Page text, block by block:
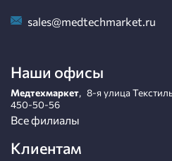
sales@medtechmarket.ru
Наши офисы
Медтехмаркет, 8-я улица
450-50-56
Все филиалы
Клиентам